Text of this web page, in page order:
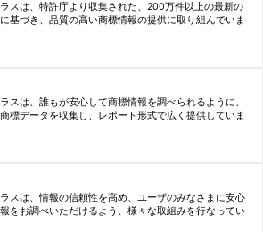
スは、特許庁より収集された、200万件以上の最新の
基づき、品質の高い商標情報の提供に取り組んでいま
スは、誰もが安心して商標情報を調べられるように、
標データを収集し、レポート形式で広く提供していま
スは、情報の信頼性を高め、ユーザのみなさまに安心
をお調べいただけるよう、様々な取組みを行なってい